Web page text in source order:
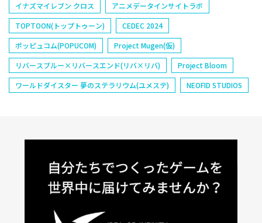
イナズマイレブン クロス
アニメデータインサイトラボ
TOPTOON(トップトゥーン)
CEDEC 2024
ポッピュコム(POPUCOM)
Project Mugen(仮)
リバースブルー×リバースエンド(リバ×リバ)
Project Bloom
ワールドダイスター 夢のステラリウム(ユメステ)
NEOFID STUDIOS